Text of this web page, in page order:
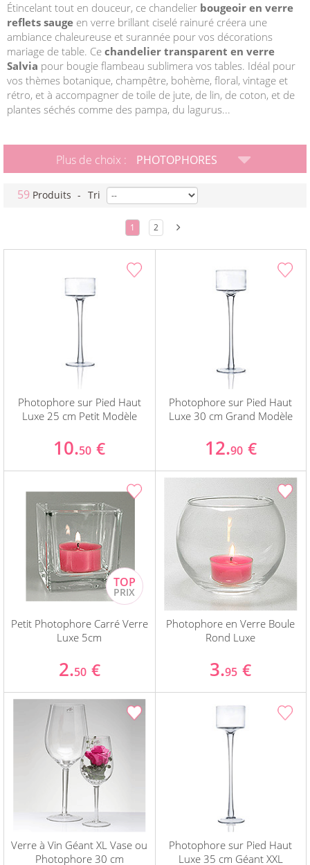
Étincelant tout en douceur, ce chandelier bougeoir en verre
reflets sauge en verre brillant ciselé rainuré créera une
ambiance chaleureuse et surannée pour vos décorations
mariage de table. Ce chandelier transparent en verre
Salvia pour bougie flambeau sublimera vos tables. Idéal pour
vos thèmes botanique, champêtre, bohème, floral, vintage et
rétro, et à accompagner de toile de jute, de lin, de coton, et de
plantes séchés comme des pampa, du lagurus...
Plus de choix : PHOTOPHORES
59 Produits - Tri
1 2
Photophore sur Pied Haut
Luxe 25 cm Petit Modèle
10.50 €
Photophore sur Pied Haut
Luxe 30 cm Grand Modèle
12.90 €
Petit Photophore Carré Verre
Luxe 5cm
2.50 €
Photophore en Verre Boule
Rond Luxe
3.95 €
Verre à Vin Géant XL Vase ou
Photophore 30 cm
Photophore sur Pied Haut
Luxe 35 cm Géant XXL